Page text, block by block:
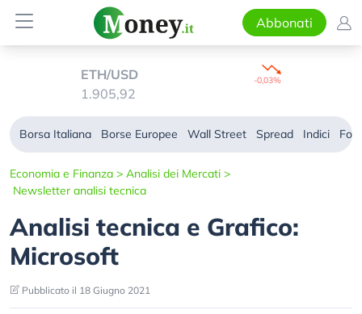
Abbonati
ETH/USD
1.905,92
-0,03%
Borsa Italiana Borse Europee Wall Street Spread Indici
Economia e Finanza > Analisi dei Mercati >
Newsletter analisi tecnica
Analisi tecnica e Grafico:
Microsoft
Pubblicato il 18 Giugno 2021